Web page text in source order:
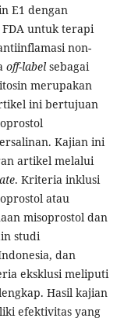
E1 dengan
untuk terapi
non-
off-labelsebagai
merupakan
ini bertujuan
Kajian ini
artikel melalui
. Kriteria inklusi
atau
misoprostol dan
studi
dan
eksklusi meliputi
Hasil kajian
efektivitas yang